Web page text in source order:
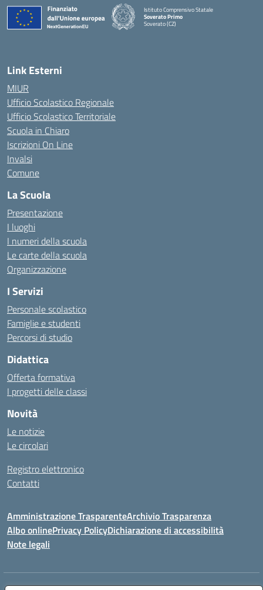
Istituto Comprensivo Statale
Soverato Primo
Soverato (CZ)
Link Esterni
MIUR
Ufficio Scolastico Regionale
Ufficio Scolastico Territoriale
Scuola in Chiaro
Iscrizioni On Line
Invalsi
Comune
La Scuola
Presentazione
I luoghi
I numeri della scuola
Le carte della scuola
Organizzazione
I Servizi
Personale scolastico
Famiglie e studenti
Percorsi di studio
Didattica
Offerta formativa
I progetti delle classi
Novità
Le notizie
Le circolari
Registro elettronico
Contatti
Amministrazione TrasparenteArchivio Trasparenza
Albo onlinePrivacy PolicyDichiarazione di accessibilità
Note legali